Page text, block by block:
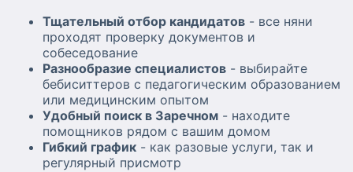
Тщательный отбор кандидатов - все няни
проходят проверку документов и
собеседование
Разнообразие специалистов - выбирайте
бебиситтеров с педагогическим образованием
или медицинским опытом
Удобный поиск в Заречном - находите
помощников рядом с вашим домом
Гибкий график - как разовые услуги, так и
регулярный присмотр